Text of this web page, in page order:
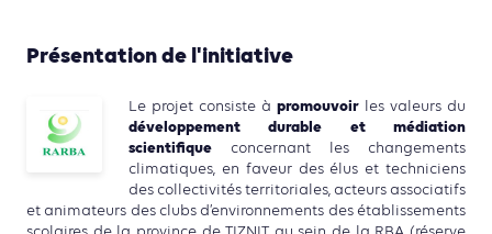
Présentation de l'initiative
Le projet consiste à promouvoir les valeurs du
développement durable et médiation
scientifique concernant les changements
climatiques, en faveur des élus et techniciens
des collectivités territoriales, acteurs associatifs
et animateurs des clubs d’environnements des établissements